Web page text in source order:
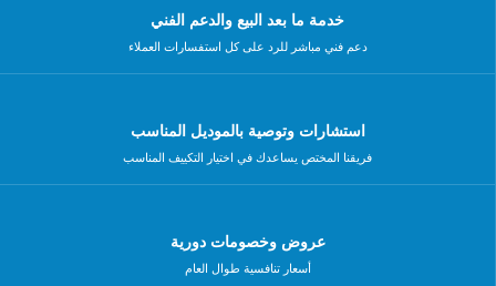
خدمة ما بعد البيع والدعم الفني
دعم فني مباشر للرد على كل استفسارات العملاء
استشارات وتوصية بالموديل المناسب
فريقنا المختص يساعدك في اختيار التكييف المناسب
عروض وخصومات دورية
أسعار تنافسية طوال العام